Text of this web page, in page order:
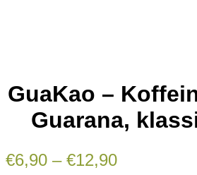
GuaKao –
Guarana,
€6,90 – €12,90